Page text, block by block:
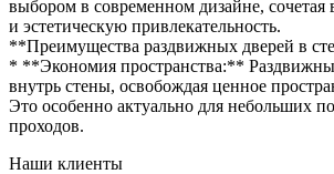
выбором в современном дизайне, сочетая
и эстетическую привлекательность.
**Преимущества раздвижных дверей в
* **Экономия пространства:**
внутрь стены, освобождая ценное
Это особенно актуально для небольших
проходов.
Наши клиенты